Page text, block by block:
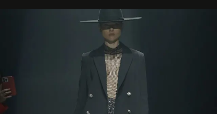
por propósitos, com um claro senso de missão na vida e